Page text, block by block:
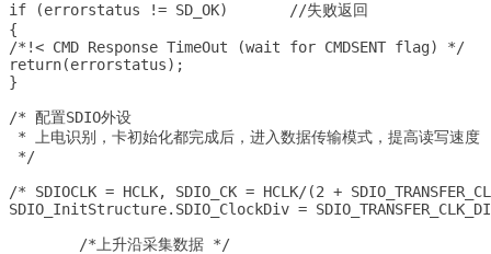
if (errorstatus != SD_OK)	//失败返回
{
/*!< CMD Response TimeOut (wait for CMDSENT flag) */
return(errorstatus);
}
/* 配置SDIO外设
* 上电识别，卡初始化都完成后，进入数据传输模式，提高读写速度
*/
/* SDIOCLK = HCLK, SDIO_CK = HCLK/(2 +
SDIO_InitStructure.SDIO_ClockDiv =